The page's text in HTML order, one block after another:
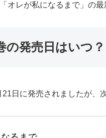
オレが私になるまで」の
の発売日はいつ？
日に発売されましたが、